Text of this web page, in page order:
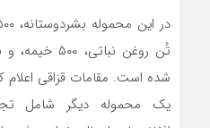
شده است. مقامات قزاقی اعلام
یک محموله دیگر شامل